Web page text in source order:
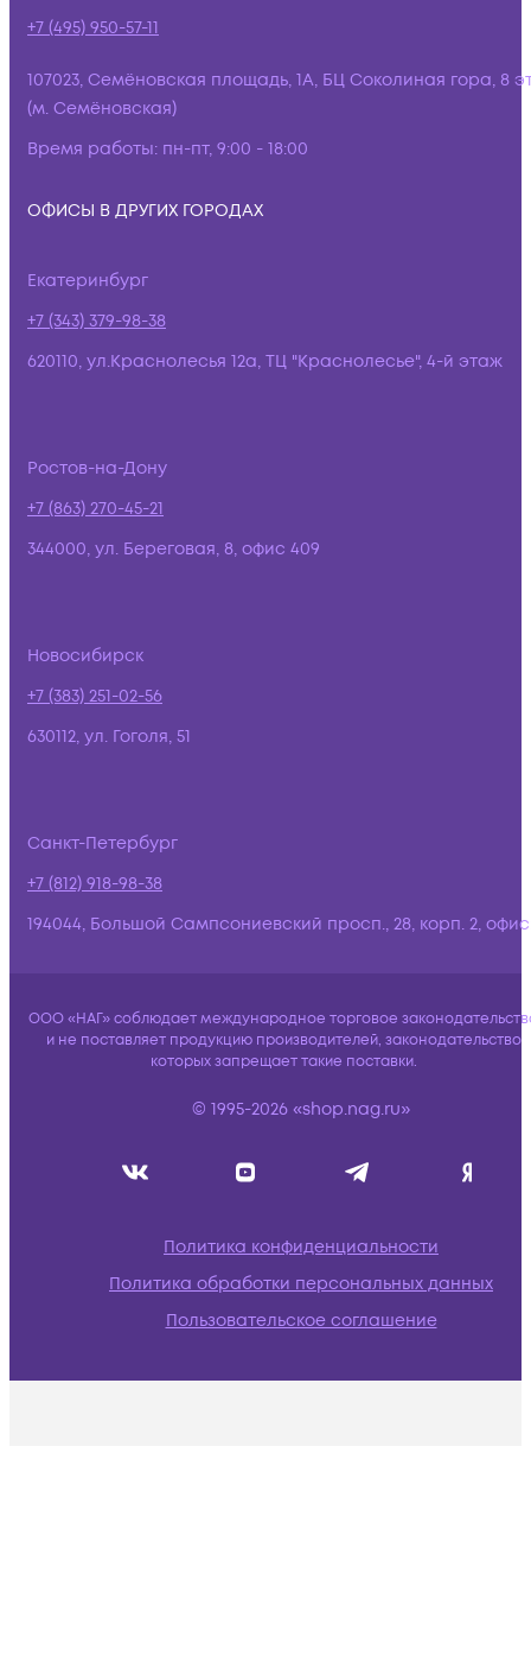
+7 (495) 950-57-11
107023, Семёновская площадь, 1А, БЦ Соколиная гора, 8
(м. Семёновская)
Время работы: пн-пт, 9:00 - 18:00
ОФИСЫ В ДРУГИХ ГОРОДАХ
Екатеринбург
+7 (343) 379-98-38
620110, ул.Краснолесья 12а, ТЦ "Краснолесье", 4-й этаж
Ростов-на-Дону
+7 (863) 270-45-21
344000, ул. Береговая, 8, офис 409
Новосибирск
+7 (383) 251-02-56
630112, ул. Гоголя, 51
Санкт-Петербург
+7 (812) 918-98-38
194044, Большой Сампсониевский просп., 28, корп. 2,
ООО «НАГ» соблюдает международное торговое
и не поставляет продукцию производителей, законодательство
которых запрещает такие поставки.
© 1995-2026 «shop.nag.ru»
Политика конфиденциальности
Политика обработки персональных данных
Пользовательское соглашение